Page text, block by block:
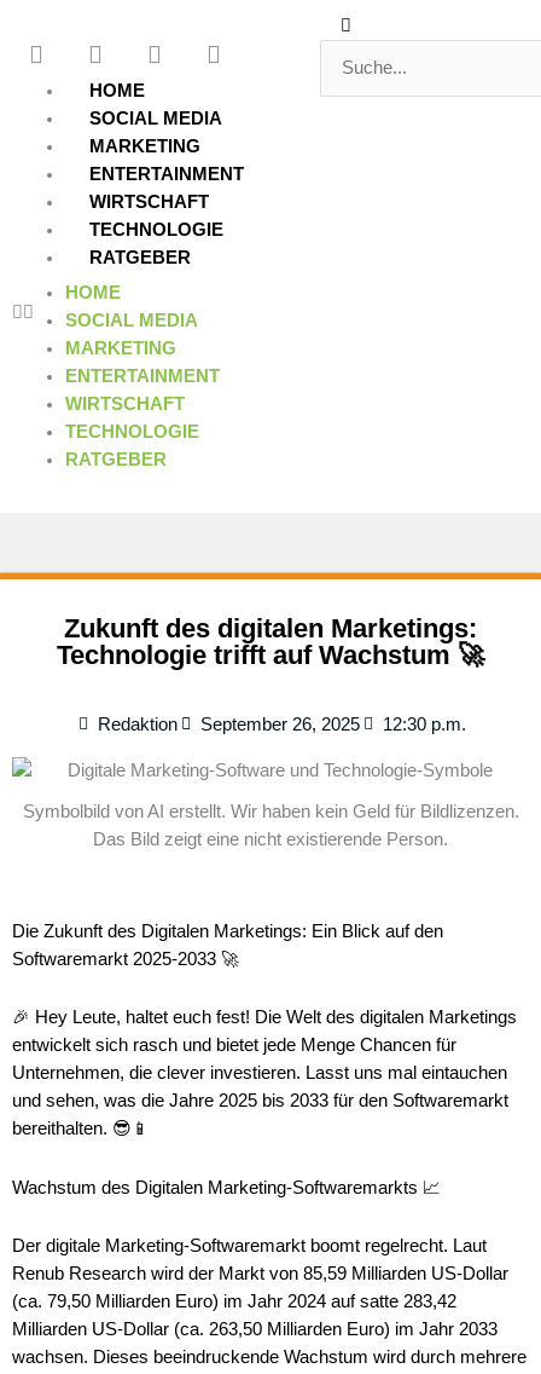
springen
F
a
e
o
T
w
i
t
t
e
r
Y
o
u
b
e
L
i
k
d
i
Suche
HOME
SOCIAL MEDIA
MARKETING
ENTERTAINMENT
WIRTSCHAFT
TECHNOLOGIE
RATGEBER
HOME
SOCIAL MEDIA
MARKETING
ENTERTAINMENT
WIRTSCHAFT
TECHNOLOGIE
RATGEBER
Zukunft des digitalen Marketings:
Technologie trifft auf Wachstum 🚀
Redaktion September 26, 2025 12:30 p.m.
Symbolbild von AI erstellt. Wir haben kein Geld für Bildlizenzen.
Das Bild zeigt eine nicht existierende Person.
Die Zukunft des Digitalen Marketings: Ein Blick auf den
Softwaremarkt 2025-2033 🚀
🎉 Hey Leute, haltet euch fest! Die Welt des digitalen Marketings
entwickelt sich rasch und bietet jede Menge Chancen für
Unternehmen, die clever investieren. Lasst uns mal eintauchen
und sehen, was die Jahre 2025 bis 2033 für den Softwaremarkt
bereithalten. 😎📱
Wachstum des Digitalen Marketing-Softwaremarkts 📈
Der digitale Marketing-Softwaremarkt boomt regelrecht. Laut
Renub Research wird der Markt von 85,59 Milliarden US-Dollar
(ca. 79,50 Milliarden Euro) im Jahr 2024 auf satte 283,42
Milliarden US-Dollar (ca. 263,50 Milliarden Euro) im Jahr 2033
wachsen. Dieses beeindruckende Wachstum wird durch mehrere